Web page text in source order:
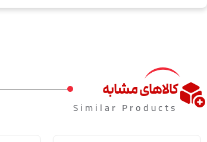
کالاهای مشابه
Similar Products